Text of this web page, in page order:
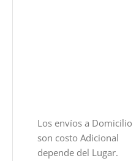
Los envíos a Domicilio
son costo Adicional
depende del Lugar.